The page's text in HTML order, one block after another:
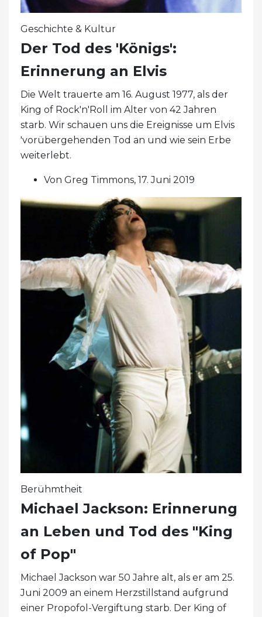
Geschichte & Kultur
Der Tod des 'Königs':
Erinnerung an Elvis
Die Welt trauerte am 16. August 1977, als der
King of Rock'n'Roll im Alter von 42 Jahren
starb. Wir schauen uns die Ereignisse um Elvis
'vorübergehenden Tod an und wie sein Erbe
weiterlebt.
Von Greg Timmons, 17. Juni 2019
Berühmtheit
Michael Jackson: Erinnerung
an Leben und Tod des "King
of Pop"
Michael Jackson war 50 Jahre alt, als er am 25.
Juni 2009 an einem Herzstillstand aufgrund
einer Propofol-Vergiftung starb. Der King of